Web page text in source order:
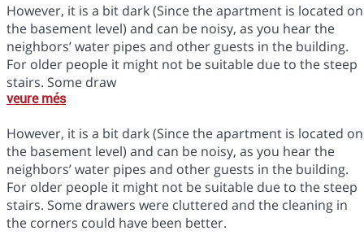
However, it is a bit dark (Since the apartment is located on
the basement level) and can be noisy, as you hear the
neighbors’ water pipes and other guests in the building.
For older people it might not be suitable due to the steep
stairs. Some draw
veure més
However, it is a bit dark (Since the apartment is located on
the basement level) and can be noisy, as you hear the
neighbors’ water pipes and other guests in the building.
For older people it might not be suitable due to the steep
stairs. Some drawers were cluttered and the cleaning in
the corners could have been better.